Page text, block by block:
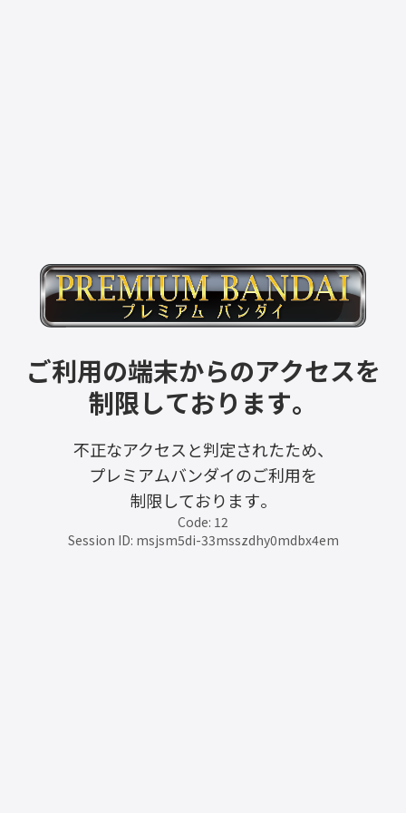
ご利用の端末からのアクセスを
制限しております。
不正なアクセスと判定されたため、
プレミアムバンダイのご利用を
制限しております。
Code: 12
Session ID: msjsm5di-33msszdhy0mdbx4em